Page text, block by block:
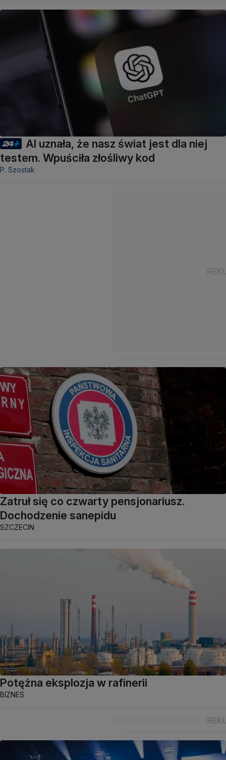
AI uznała, że nasz świat jest dla niej
testem. Wpuściła złośliwy kod
P. Szostak
Zatruł się co czwarty pensjonariusz.
Dochodzenie sanepidu
SZCZECIN
Potężna eksplozja w rafinerii
BIZNES